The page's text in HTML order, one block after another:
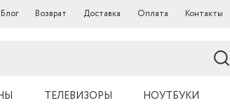
Блог Возврат Доставка Оплата Контакты
ТЕЛЕВИЗОРЫ НОУТБУКИ